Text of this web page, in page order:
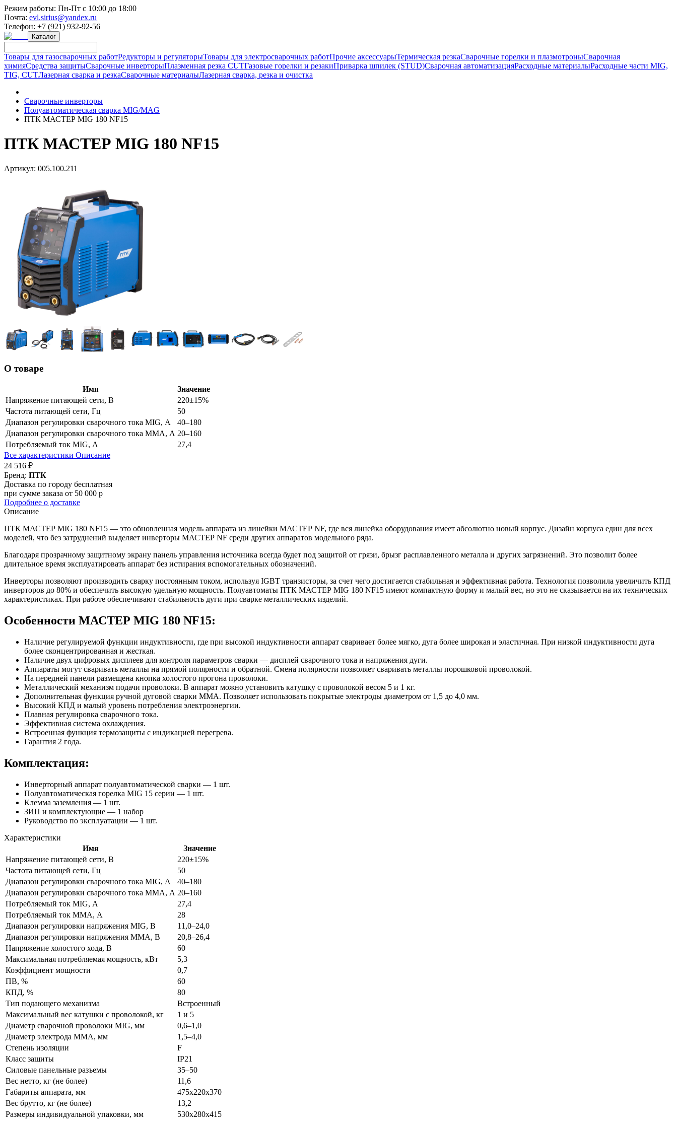
Режим работы: Пн-Пт с 10:00 до 18:00
Почта: evl.sirius@yandex.ru
Телефон: +7 (921) 932-92-56
Каталог
Товары для газосварочных работРедукторы и регуляторыТовары для электросварочных работПрочие аксессуарыТермическая резкаСварочные горелки и плазмотроныСварочная
химияСредства защитыСварочные инверторыПлазменная резка CUTГазовые горелки и резакиПриварка шпилек (STUD)Сварочная автоматизацияРасходные материалыРасходные части MIG,
TIG, CUTЛазерная сварка и резкаСварочные материалыЛазерная сварка, резка и очистка
Сварочные инверторы
Полуавтоматическая сварка MIG/MAG
ПТК МАСТЕР MIG 180 NF15
ПТК МАСТЕР MIG 180 NF15
Артикул: 005.100.211
О товаре
Имя
Значение
Напряжение питающей сети, В
220±15%
Частота питающей сети, Гц
50
Диапазон регулировки сварочного тока MIG, А
40–180
Диапазон регулировки сварочного тока MMA, А 20–160
Потребляемый ток MIG, А
27,4
Все характеристики Описание
24 516 ₽
Бренд: ПТК
Доставка по городу бесплатная
при сумме заказа от 50 000 р
Подробнее о доставке
Описание
ПТК МАСТЕР MIG 180 NF15 — это обновленная модель аппарата из линейки МАСТЕР NF, где вся линейка оборудования имеет абсолютно новый корпус. Дизайн корпуса един для всех
моделей, что без затруднений выделяет инверторы МАСТЕР NF среди других аппаратов модельного ряда.
Благодаря прозрачному защитному экрану панель управления источника всегда будет под защитой от грязи, брызг расплавленного металла и других загрязнений. Это позволит более
длительное время эксплуатировать аппарат без истирания вспомогательных обозначений.
Инверторы позволяют производить сварку постоянным током, используя IGBT транзисторы, за счет чего достигается стабильная и эффективная работа. Технология позволила увеличить КПД
инверторов до 80% и обеспечить высокую удельную мощность. Полуавтоматы ПТК МАСТЕР MIG 180 NF15 имеют компактную форму и малый вес, но это не сказывается на их технических
характеристиках. При работе обеспечивают стабильность дуги при сварке металлических изделий.
Особенности МАСТЕР MIG 180 NF15:
Наличие регулируемой функции индуктивности, где при высокой индуктивности аппарат сваривает более мягко, дуга более широкая и эластичная. При низкой индуктивности дуга
более сконцентрированная и жесткая.
Наличие двух цифровых дисплеев для контроля параметров сварки — дисплей сварочного тока и напряжения дуги.
Аппараты могут сваривать металлы на прямой полярности и обратной. Смена полярности позволяет сваривать металлы порошковой проволокой.
На передней панели размещена кнопка холостого прогона проволоки.
Металлический механизм подачи проволоки. В аппарат можно установить катушку с проволокой весом 5 и 1 кг.
Дополнительная функция ручной дуговой сварки MMA. Позволяет использовать покрытые электроды диаметром от 1,5 до 4,0 мм.
Высокий КПД и малый уровень потребления электроэнергии.
Плавная регулировка сварочного тока.
Эффективная система охлаждения.
Встроенная функция термозащиты с индикацией перегрева.
Гарантия 2 года.
Комплектация:
Инверторный аппарат полуавтоматической сварки — 1 шт.
Полуавтоматическая горелка MIG 15 серии — 1 шт.
Клемма заземления — 1 шт.
ЗИП и комплектующие — 1 набор
Руководство по эксплуатации — 1 шт.
Характеристики
Имя
Значение
Напряжение питающей сети, В
220±15%
Частота питающей сети, Гц
50
Диапазон регулировки сварочного тока MIG, А
40–180
Диапазон регулировки сварочного тока MMA, А 20–160
Потребляемый ток MIG, А
27,4
Потребляемый ток MMA, А
28
Диапазон регулировки напряжения MIG, B
11,0–24,0
Диапазон регулировки напряжения MMA, В
20,8–26,4
Напряжение холостого хода, В
60
Максимальная потребляемая мощность, кВт
5,3
Коэффициент мощности
0,7
ПВ, %
60
КПД, %
80
Тип подающего механизма
Встроенный
Максимальный вес катушки с проволокой, кг
1 и 5
Диаметр сварочной проволоки MIG, мм
0,6–1,0
Диаметр электрода MMA, мм
1,5–4,0
Степень изоляции
F
Класс защиты
IP21
Силовые панельные разъемы
35–50
Вес нетто, кг (не более)
11,6
Габариты аппарата, мм
475х220х370
Вес брутто, кг (не более)
13,2
Размеры индивидуальной упаковки, мм
530х280х415